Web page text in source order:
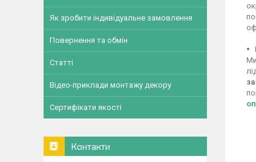
Ми
Як зробити індивідуальне замовлення
Повернення та обмін
Статті
Відео-приклади монтажу декору
Сертифікати якості
Контакти